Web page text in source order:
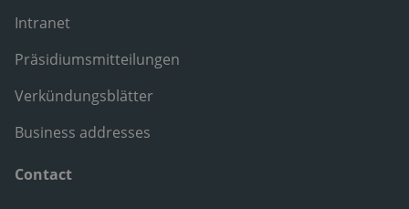
Intranet
Präsidiumsmitteilungen
Verkündungsblätter
Business addresses
Contact